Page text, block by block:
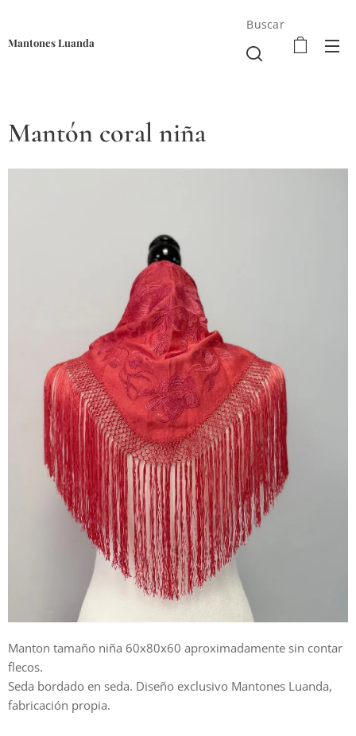
Mantones Luanda
Buscar
Mantón coral niña
Manton tamaño niña 60x80x60 aproximadamente sin contar
flecos.
Seda bordado en seda. Diseño exclusivo Mantones Luanda,
fabricación propia.